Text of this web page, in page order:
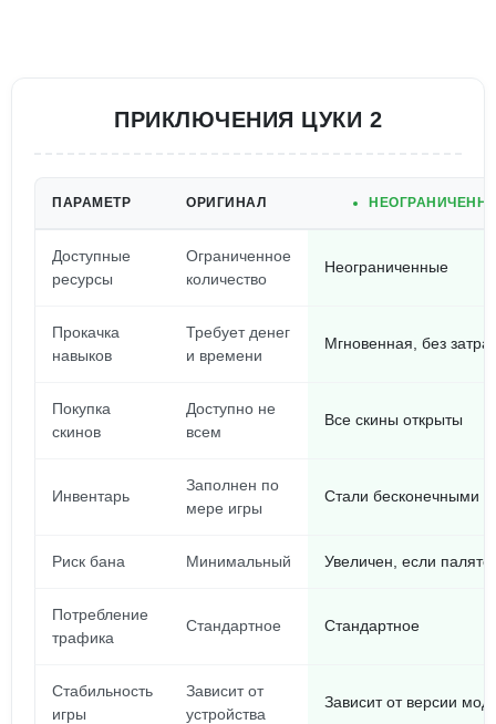
ПРИКЛЮЧЕНИЯ ЦУКИ 2
ПАРАМЕТР ОРИГИНАЛ
Доступные
ресурсы
Ограниченное
количество
Неограниченные
Прокачка
навыков
Требует денег
и времени
Мгновенная, без затрат
Покупка
скинов
Доступно не
всем
Все скины открыты
Инвентарь
Заполнен по
мере игры
Стали бесконечными
Риск бана Минимальный Увеличен, если
Потребление
трафика
Стандартное Стандартное
Стабильность
игры
Зависит от
устройства
Зависит от версии